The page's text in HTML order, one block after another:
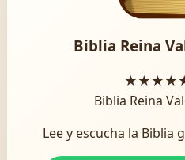
Biblia Reina
Biblia Reina
Lee y escucha la Biblia